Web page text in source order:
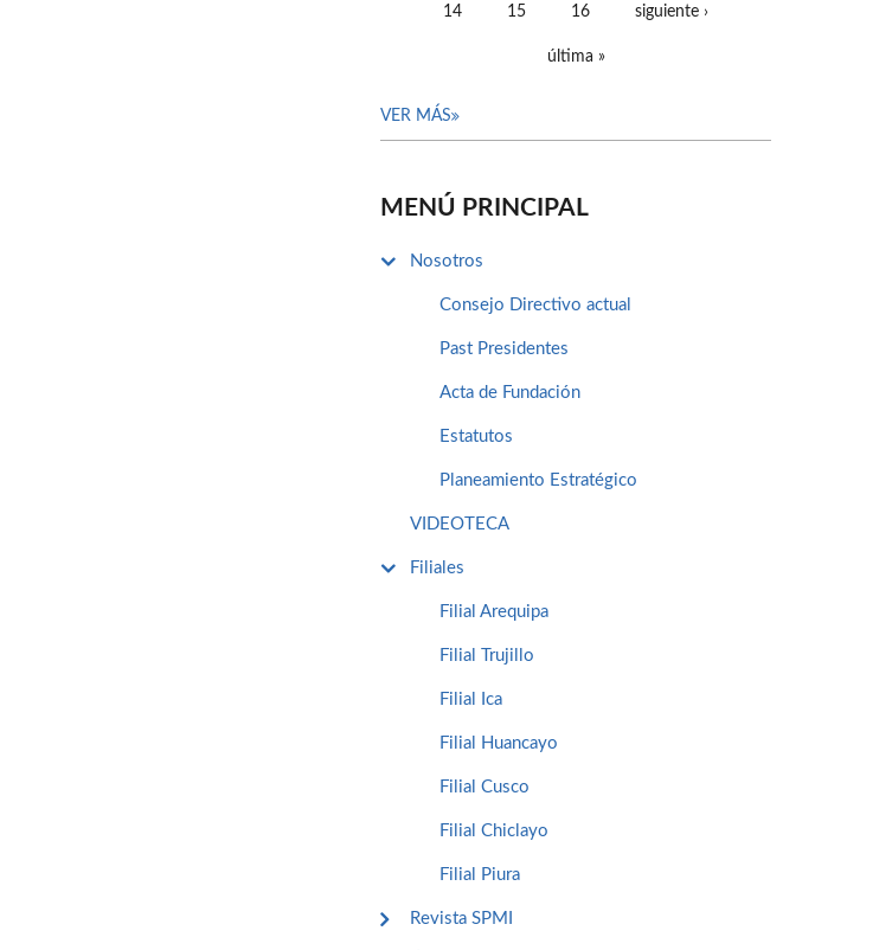
14 15 16 siguiente ›
última »
VER MÁS
MENÚ PRINCIPAL
Nosotros
Consejo Directivo actual
Past Presidentes
Acta de Fundación
Estatutos
Planeamiento Estratégico
VIDEOTECA
Filiales
Filial Arequipa
Filial Trujillo
Filial Ica
Filial Huancayo
Filial Cusco
Filial Chiclayo
Filial Piura
Revista SPMI